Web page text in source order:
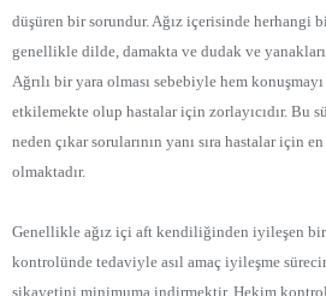
düşüren bir sorundur. Ağız içerisinde herhangi
genellikle dilde, damakta ve dudak ve
Ağrılı bir yara olması sebebiyle hem
etkilemekte olup hastalar için zorlayıcıdır. Bu
neden çıkar sorularının yanı sıra hastalar için
olmaktadır.
Genellikle ağız içi aft kendiliğinden iyileşen
kontrolünde tedaviyle asıl amaç iyileşme
şikayetini minimuma indirmektir. Hekim